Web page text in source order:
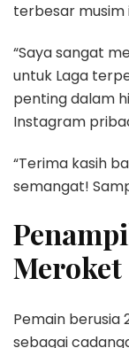
terbesar musim
“Saya sangat
untuk Laga
penting dalam
Instagram
“Terima kasih
semangat!
Meroket
Pemain berusia
sebagai